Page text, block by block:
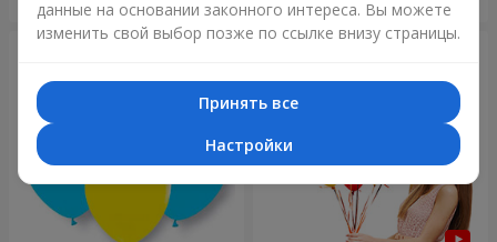
данные на основании законного интереса. Вы можете
изменить свой выбор позже по ссылке внизу страницы.
Принять все
Настройки